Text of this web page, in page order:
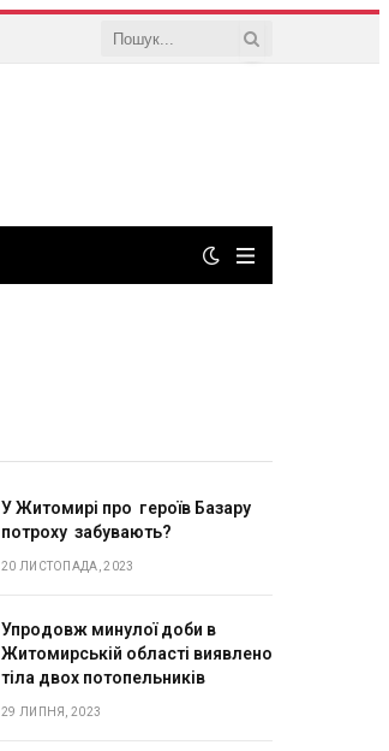
У Житомирі про героїв Базару
потроху забувають?
20 ЛИСТОПАДА, 2023
Упродовж минулої доби в
Житомирській області виявлено
тіла двох потопельників
29 ЛИПНЯ, 2023